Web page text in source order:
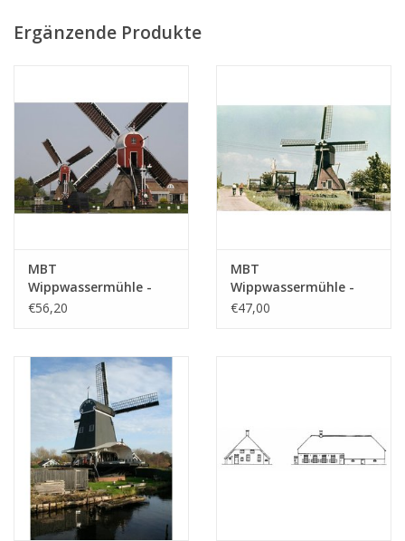
Gewicht in Gramm
105
Ergänzende Produkte
MBT
Wippwassermühle -
Bauzeichnung
€56,20
MBT
Wippwassermühle -
Bauzeichnung
€47,00